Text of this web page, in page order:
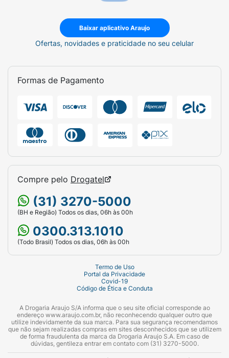
Baixar aplicativo Araujo
Ofertas, novidades e praticidade no seu celular
Formas de Pagamento
Compre pelo Drogatel
(31) 3270-5000
(BH e Região) Todos os dias, 06h às 00h
0300.313.1010
(Todo Brasil) Todos os dias, 06h às 00h
Termo de Uso
Portal da Privacidade
Covid-19
Código de Ética e Conduta
A Drogaria Araujo S/A informa que o seu site oficial corresponde ao
endereço www.araujo.com.br, não reconhecendo qualquer outro que
utilize indevidamente da sua marca. Para sua segurança recomendamos
que não sejam realizadas compras em sites desconhecidos que se utilizem
de forma fraudulenta da marca da Drogaria Araujo S.A. Em caso de
dúvidas, gentileza entrar em contato com (31) 3270-5000.